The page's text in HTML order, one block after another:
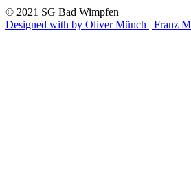
© 2021 SG Bad Wimpfen
Designed with by Oliver Münch | Franz